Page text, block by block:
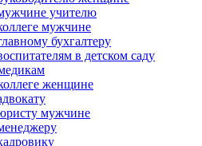
учителю
мужчине
бухгалтеру
в детском саду
женщине
мужчине